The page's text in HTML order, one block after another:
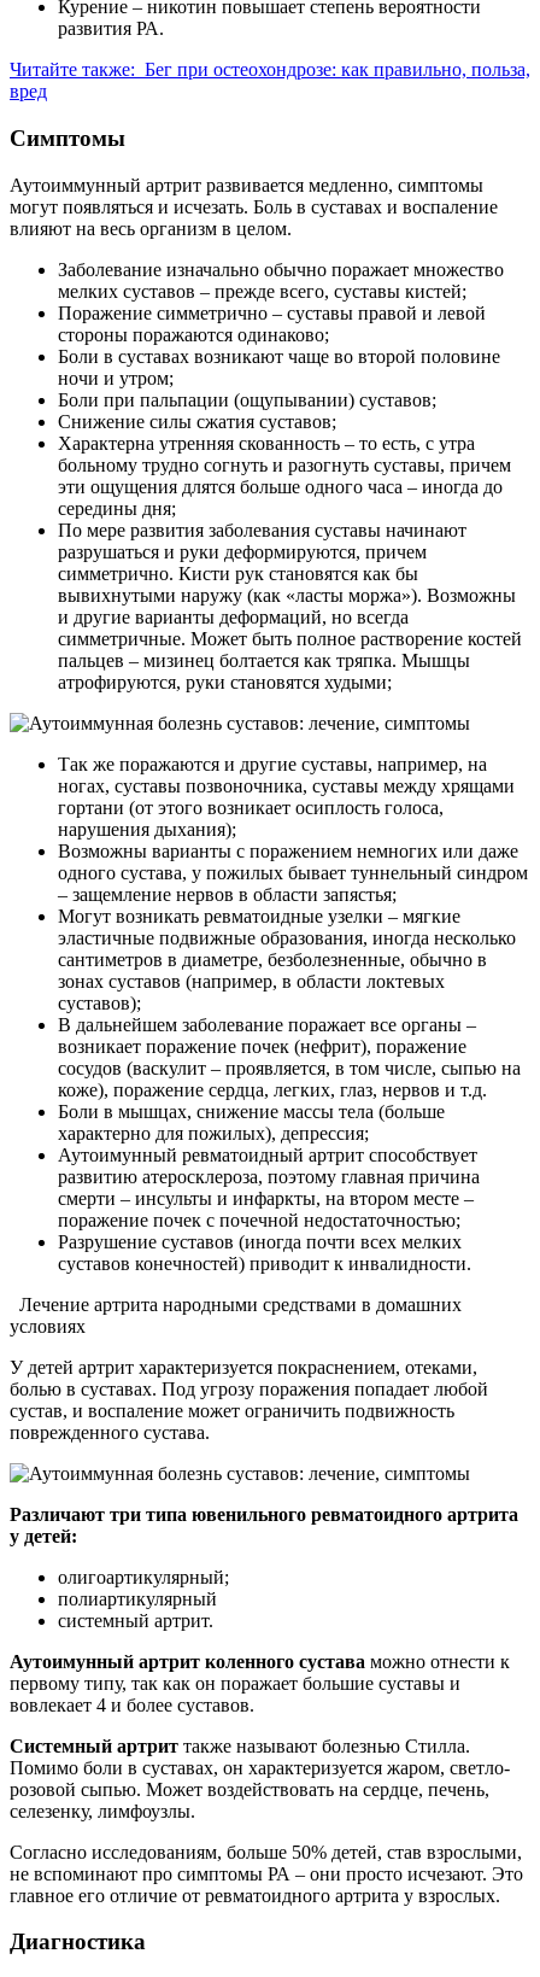
Курение – никотин повышает степень вероятности
развития РА.
Читайте также: Бег при остеохондрозе: как правильно, польза,
вред
Симптомы
Аутоиммунный артрит развивается медленно, симптомы
могут появляться и исчезать. Боль в суставах и воспаление
влияют на весь организм в целом.
Заболевание изначально обычно поражает множество
мелких суставов – прежде всего, суставы кистей;
Поражение симметрично – суставы правой и левой
стороны поражаются одинаково;
Боли в суставах возникают чаще во второй половине
ночи и утром;
Боли при пальпации (ощупывании) суставов;
Снижение силы сжатия суставов;
Характерна утренняя скованность – то есть, с утра
больному трудно согнуть и разогнуть суставы, причем
эти ощущения длятся больше одного часа – иногда до
середины дня;
По мере развития заболевания суставы начинают
разрушаться и руки деформируются, причем
симметрично. Кисти рук становятся как бы
вывихнутыми наружу (как «ласты моржа»). Возможны
и другие варианты деформаций, но всегда
симметричные. Может быть полное растворение костей
пальцев – мизинец болтается как тряпка. Мышцы
атрофируются, руки становятся худыми;
Так же поражаются и другие суставы, например, на
ногах, суставы позвоночника, суставы между хрящами
гортани (от этого возникает осиплость голоса,
нарушения дыхания);
Возможны варианты с поражением немногих или даже
одного сустава, у пожилых бывает туннельный синдром
– защемление нервов в области запястья;
Могут возникать ревматоидные узелки – мягкие
эластичные подвижные образования, иногда несколько
сантиметров в диаметре, безболезненные, обычно в
зонах суставов (например, в области локтевых
суставов);
В дальнейшем заболевание поражает все органы –
возникает поражение почек (нефрит), поражение
сосудов (васкулит – проявляется, в том числе, сыпью на
коже), поражение сердца, легких, глаз, нервов и т.д.
Боли в мышцах, снижение массы тела (больше
характерно для пожилых), депрессия;
Аутоимунный ревматоидный артрит способствует
развитию атеросклероза, поэтому главная причина
смерти – инсульты и инфаркты, на втором месте –
поражение почек с почечной недостаточностью;
Разрушение суставов (иногда почти всех мелких
суставов конечностей) приводит к инвалидности.
Лечение артрита народными средствами в домашних
условиях
У детей артрит характеризуется покраснением, отеками,
болью в суставах. Под угрозу поражения попадает любой
сустав, и воспаление может ограничить подвижность
поврежденного сустава.
Различают три типа ювенильного ревматоидного артрита
у детей:
олигоартикулярный;
полиартикулярный
системный артрит.
Аутоимунный артрит коленного сустава можно отнести к
первому типу, так как он поражает большие суставы и
вовлекает 4 и более суставов.
Системный артрит также называют болезнью Стилла.
Помимо боли в суставах, он характеризуется жаром, светло-
розовой сыпью. Может воздействовать на сердце, печень,
селезенку, лимфоузлы.
Согласно исследованиям, больше 50% детей, став взрослыми,
не вспоминают про симптомы РА – они просто исчезают. Это
главное его отличие от ревматоидного артрита у взрослых.
Диагностика